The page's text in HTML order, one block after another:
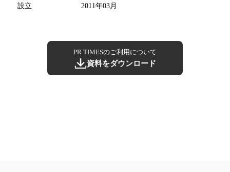
設立
2011年03月
PR TIMESのご利用について
資料をダウンロード